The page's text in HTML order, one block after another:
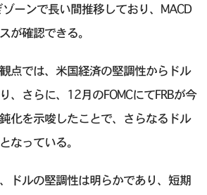
ゾーンで長い間推移しており、MACD
が確認できる。
点では、米国経済の堅調性からドル
、さらに、12月のFOMCにてFRBが今
化を示唆したことで、さらなるドル
なっている。
ドルの堅調性は明らかであり、短期